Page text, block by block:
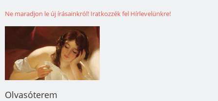
Ne maradjon le új írásainkról! Iratkozzék fel Hírlevelünkre!
Olvasóterem